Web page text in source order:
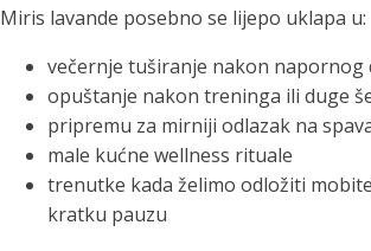
Miris lavande posebno se lijepo uklapa u:
večernje tuširanje nakon napornog
opuštanje nakon treninga ili duge
pripremu za mirniji odlazak na
male kućne wellness rituale
trenutke kada želimo odložiti
kratku pauzu